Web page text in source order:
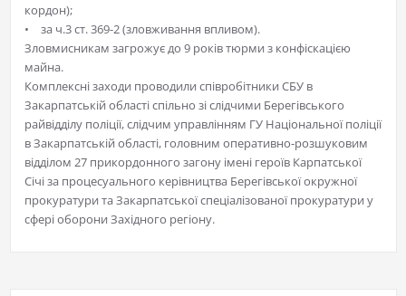
кордон);
• за ч.3 ст. 369-2 (зловживання впливом).
Зловмисникам загрожує до 9 років тюрми з конфіскацією
майна.
Комплексні заходи проводили співробітники СБУ в
Закарпатській області спільно зі слідчими Берегівського
райвідділу поліції, слідчим управлінням ГУ Національної поліції
в Закарпатській області, головним оперативно-розшуковим
відділом 27 прикордонного загону імені героїв Карпатської
Січі за процесуального керівництва Берегівської окружної
прокуратури та Закарпатської спеціалізованої прокуратури у
сфері оборони Західного регіону.